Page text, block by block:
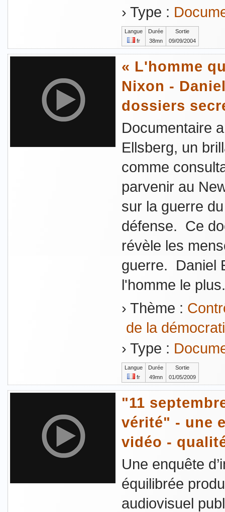
› Type :
Langue Durée
Sortie
fr
38mn 09/09/2004
« L'homme
Nixon -
dossiers
Documentaire
Ellsberg, un
comme
parvenir au
sur la guerre
défense. Ce
révèle les
guerre. Daniel
l'homme le
› Thème :
de la
› Type :
Langue Durée
Sortie
fr
49mn 01/05/2009
"11
vérité" - une
vidéo -
Une enquête
équilibrée
audiovisuel